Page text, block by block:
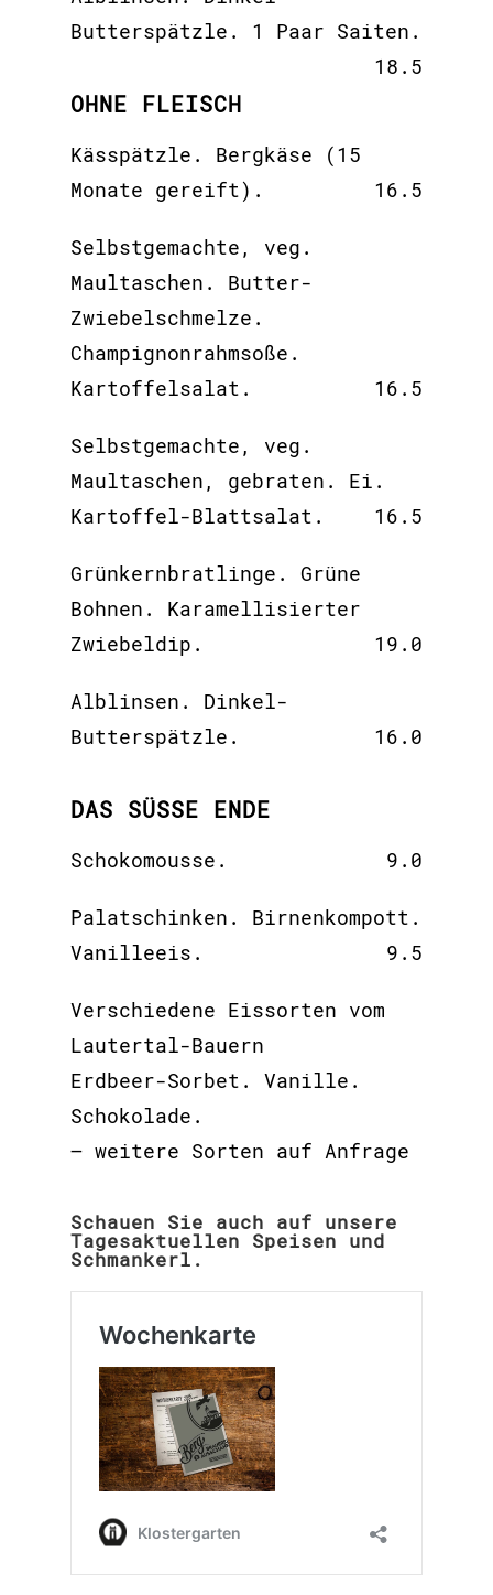
Butterspätzle. 1 Paar Saiten.
18.5
OHNE FLEISCH
Kässpätzle. Bergkäse (15
Monate gereift).
16.5
Selbstgemachte, veg.
Maultaschen. Butter-
Zwiebelschmelze.
Champignonrahmsoße.
Kartoffelsalat.
16.5
Selbstgemachte, veg.
Maultaschen, gebraten. Ei.
Kartoffel-Blattsalat.
16.5
Grünkernbratlinge. Grüne
Bohnen. Karamellisierter
Zwiebeldip.
19.0
Alblinsen. Dinkel-
Butterspätzle.
16.0
DAS SÜSSE ENDE
Schokomousse. 9.0
Palatschinken. Birnenkompott.
Vanilleeis.
9.5
Verschiedene Eissorten vom
Lautertal-Bauern
Erdbeer-Sorbet. Vanille.
Schokolade.
– weitere Sorten auf Anfrage
Schauen Sie auch auf unsere
Tagesaktuellen Speisen und
Schmankerl.